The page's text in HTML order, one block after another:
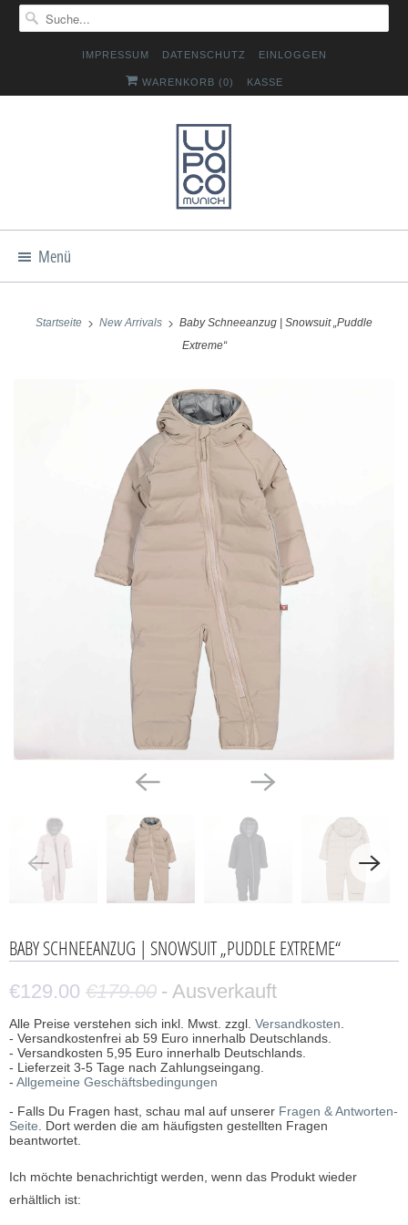
IMPRESSUM DATENSCHUTZ EINLOGGEN
WARENKORB (0) KASSE
Menü
Startseite New Arrivals
Baby Schneeanzug | Snowsuit „Puddle
Extreme“
BABY SCHNEEANZUG | SNOWSUIT „PUDDLE EXTREME“
€129.00 €179.00 - Ausverkauft
Alle Preise verstehen sich inkl. Mwst. zzgl. Versandkosten.
- Versandkostenfrei ab 59 Euro innerhalb Deutschlands.
- Versandkosten 5,95 Euro innerhalb Deutschlands.
- Lieferzeit 3-5 Tage nach Zahlungseingang.
- Allgemeine Geschäftsbedingungen
- Falls Du Fragen hast, schau mal auf unserer Fragen & Antworten-
Seite. Dort werden die am häufigsten gestellten Fragen
beantwortet.
B
e
Ich möchte benachrichtigt werden, wenn das Produkt wieder
erhältlich ist: